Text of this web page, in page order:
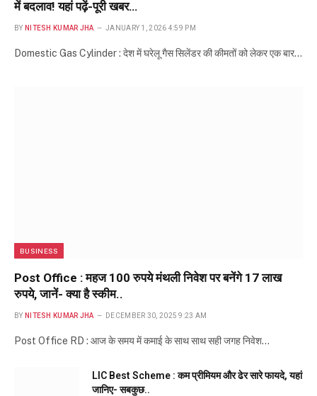
में बदलाव! यहां पढ़ें-पूरी खबर…
BY NITESH KUMAR JHA JANUARY 1, 2026 4:59 PM
Domestic Gas Cylinder : देश में घरेलू गैस सिलेंडर की कीमतों को लेकर एक बार…
BUSINESS
Post Office : महज 100 रुपये मंथली निवेश पर बनेंगे 17 लाख
रुपये, जानें- क्या है स्कीम..
BY NITESH KUMAR JHA DECEMBER 30, 2025 9:23 AM
Post Office RD : आज के समय में कमाई के साथ साथ सही जगह निवेश…
LIC Best Scheme : कम प्रीमियम और ढेर सारे फायदे, यहां
जानिए- सबकुछ..